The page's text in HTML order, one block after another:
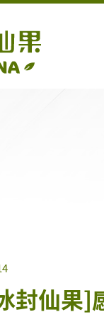
封仙果]